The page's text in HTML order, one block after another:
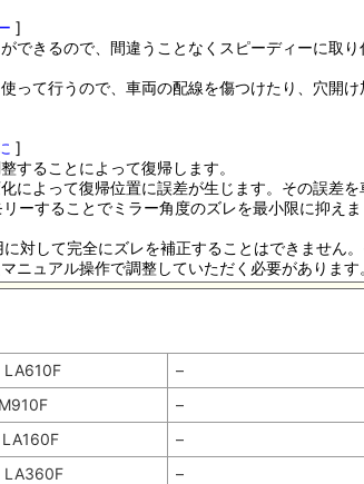
]
できるので、間違うことなくスピーディーに取り
って行うので、車両の配線を傷つけたり、穴開け
]
することによって復帰します。
によって復帰位置に誤差が生じます。その誤差を
ーすることでミラー角度のズレを最小限に抑えま
対して完全にズレを補正することはできません
ニュアル操作で調整していただく必要があります
LA610F
–
–
–
LA360F
–